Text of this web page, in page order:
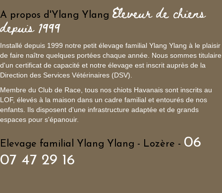
A propos d'Ylang Ylang Eleveur de chiens
depuis 1999
Installé depuis 1999 notre petit élevage familial Ylang Ylang à le plaisir
de faire naître quelques portées chaque année. Nous sommes titulaire
d'un certificat de capacité et notre élevage est inscrit auprès de la
Direction des Services Vétérinaires (DSV).
Membre du Club de Race, tous nos chiots Havanais sont inscrits au
LOF, élevés à la maison dans un cadre familial et entourés de nos
enfants. Ils disposent d'une infrastructure adaptée et de grands
espaces pour s'épanouir.
Elevage familial Ylang Ylang - Lozère - 06
07 47 29 16